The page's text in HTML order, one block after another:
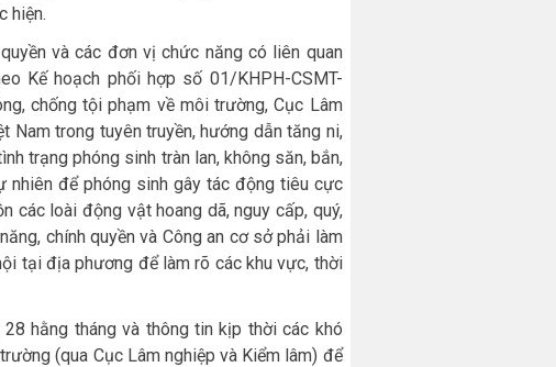
hiện.
và các đơn vị chức năng có liên quan
Kế hoạch phối hợp số 01/KHPH-CSMT-
chống tội phạm về môi trường, Cục Lâm
Nam trong tuyên truyền, hướng dẫn tăng ni,
trạng phóng sinh tràn lan, không săn, bắn,
nhiên để phóng sinh gây tác động tiêu cực
các loài động vật hoang dã, nguy cấp, quý,
chính quyền và Công an cơ sở phải làm
tại địa phương để làm rõ các khu vực, thời
hằng tháng và thông tin kịp thời các khó
(qua Cục Lâm nghiệp và Kiểm lâm) để